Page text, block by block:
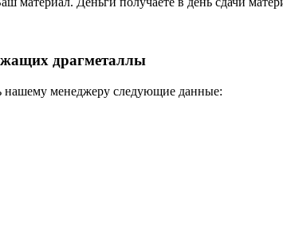
драгметаллы
нашему менеджеру следующие данные: